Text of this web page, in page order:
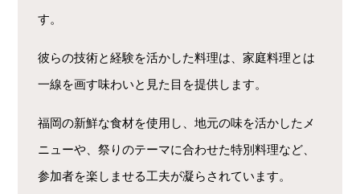
す。
彼らの技術と経験を活かした料理は、家庭料理とは
一線を画す味わいと見た目を提供します。
福岡の新鮮な食材を使用し、地元の味を活かしたメ
ニューや、祭りのテーマに合わせた特別料理など、
参加者を楽しませる工夫が凝らされています。